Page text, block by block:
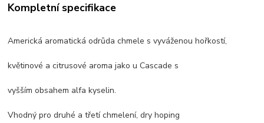
Kompletní specifikace
Americká aromatická odrůda chmele s vyváženou hořkostí,
květinové a citrusové aroma jako u Cascade s
vyšším obsahem alfa kyselin.
Vhodný pro druhé a třetí chmelení, dry hoping